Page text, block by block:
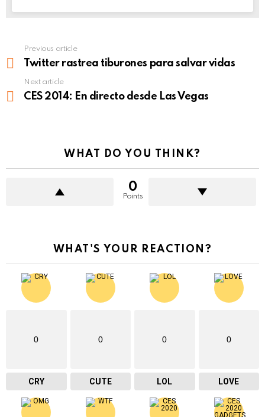
more
Previous article
Twitter rastrea tiburones para salvar vidas
Next article
CES 2014: En directo desde Las Vegas
WHAT DO YOU THINK?
0
Points
WHAT'S YOUR REACTION?
0
CRY
0
CUTE
0
LOL
0
LOVE